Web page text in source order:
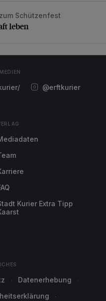
lebenSchützenfest
leben
@erftkurier
Kurier Extra Tipp
Datenerhebung